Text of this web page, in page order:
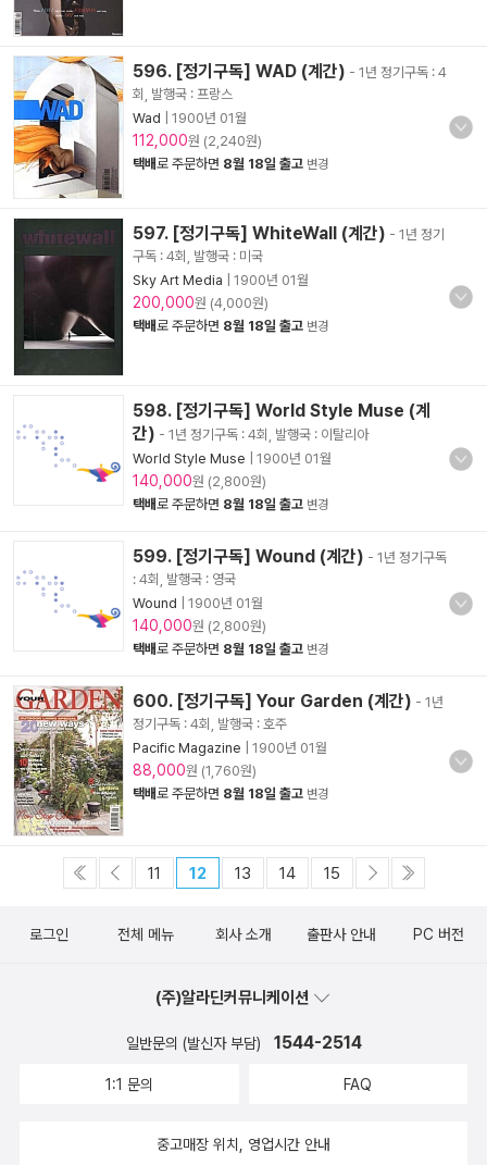
596. [정기구독] WAD (계간) - 1년 정기구독 : 4
회, 발행국 : 프랑스
Wad
1900년 01월
112,000원 (2,240원)
택배로 주문하면 8월 18일 출고 변경
597. [정기구독] WhiteWall (계간) - 1년 정기
구독 : 4회, 발행국 : 미국
Sky Art Media
1900년 01월
200,000원 (4,000원)
택배로 주문하면 8월 18일 출고 변경
598. [정기구독] World Style Muse (계
간) - 1년 정기구독 : 4회, 발행국 : 이탈리아
World Style Muse
1900년 01월
140,000원 (2,800원)
택배로 주문하면 8월 18일 출고 변경
599. [정기구독] Wound (계간) - 1년 정기구독
: 4회, 발행국 : 영국
Wound
1900년 01월
140,000원 (2,800원)
택배로 주문하면 8월 18일 출고 변경
600. [정기구독] Your Garden (계간) - 1년
정기구독 : 4회, 발행국 : 호주
Pacific Magazine
1900년 01월
88,000원 (1,760원)
택배로 주문하면 8월 18일 출고 변경
11 12 13 14 15
로그인 전체 메뉴 회사 소개 출판사 안내 PC 버전
(주)알라딘커뮤니케이션
일반문의 (발신자 부담) 1544-2514
1:1 문의 FAQ
중고매장 위치, 영업시간 안내